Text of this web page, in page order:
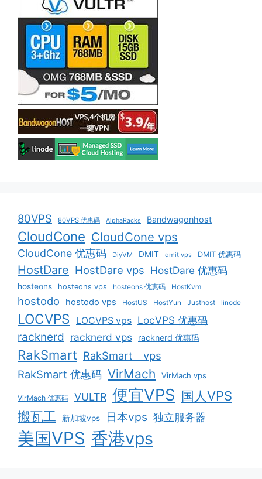
80VPS 80VPS 优惠码 AlphaRacks Bandwagonhost
CloudCone CloudCone vps
CloudCone 优惠码 DiyVM DMIT dmit vps DMIT 优惠码
HostDare HostDare vps HostDare 优惠码
hosteons hosteons vps hosteons 优惠码 HostKvm
hostodo hostodo vps HostUS HostYun Justhost linode
LOCVPS LOCVPS vps LocVPS 优惠码
racknerd racknerd vps racknerd 优惠码
RakSmart RakSmart vps
RakSmart 优惠码 VirMach VirMach vps
VirMach 优惠码 VULTR 便宜VPS 国人VPS
搬瓦工
新加坡vps 日本vps 独立服务器
美国VPS 香港vps